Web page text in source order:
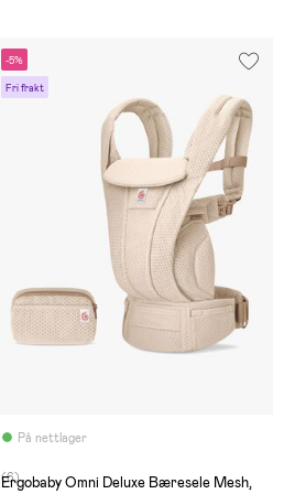
-5%
Fri frakt
På nettlager
(6)
Ergobaby Omni Deluxe Bæresele Mesh,